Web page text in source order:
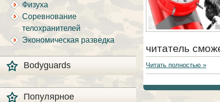
Физуха
Соревнование
телохранителей
Экономическая разведка
Bodyguards
Популярное
читатель
Читать полностью »